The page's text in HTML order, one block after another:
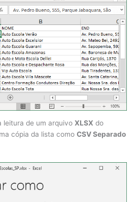
leitura de um arquivo XLSX do
cópia da lista como CSV Separado